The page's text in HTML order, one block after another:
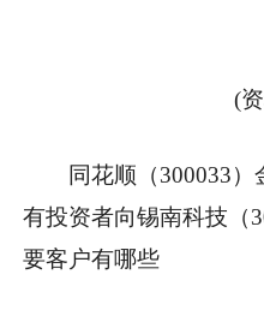
(
同花顺（300033）
有投资者向锡南科技（
要客户有哪些